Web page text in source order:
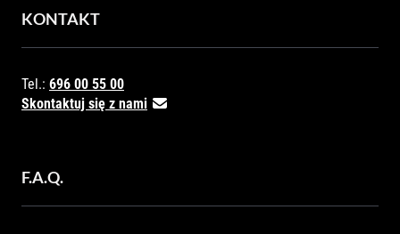
KONTAKT
Tel.: 696 00 55 00
Skontaktuj się z nami
F.A.Q.